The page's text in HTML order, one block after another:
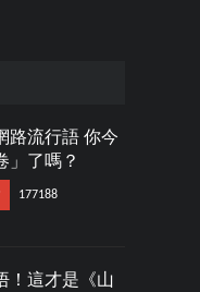
路流行語 你今
」了嗎？
177188
！這才是《山